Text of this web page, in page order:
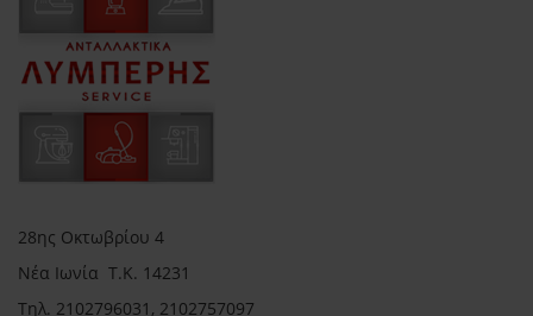
28ης Οκτωβρίου 4
Νέα Ιωνία Τ.Κ. 14231
Τηλ. 2102796031, 2102757097